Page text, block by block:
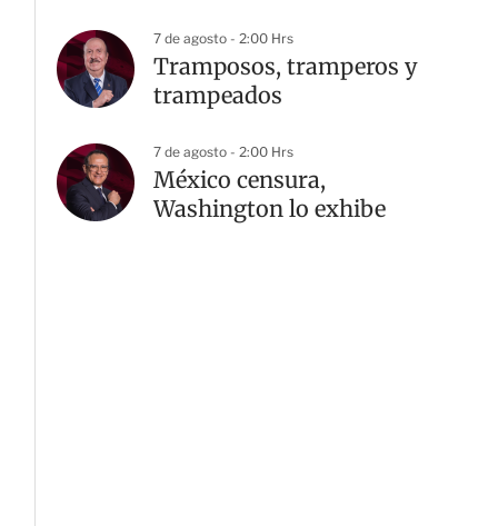
7 de agosto - 2:00 Hrs
Tramposos, tramperos y
trampeados
7 de agosto - 2:00 Hrs
México censura,
Washington lo exhibe